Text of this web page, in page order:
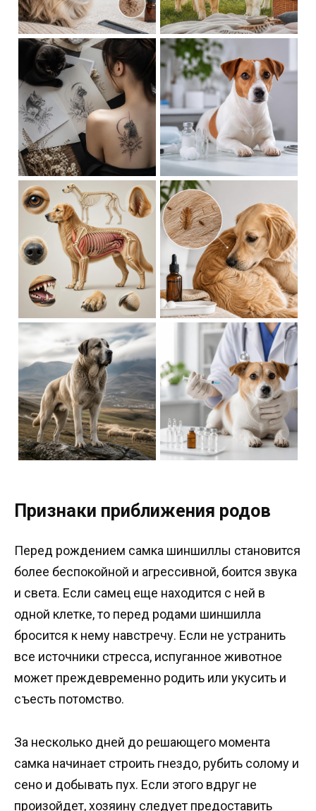
Признаки приближения родов
Перед рождением самка шиншиллы становится
более беспокойной и агрессивной, боится звука
и света. Если самец еще находится с ней в
одной клетке, то перед родами шиншилла
бросится к нему навстречу. Если не устранить
все источники стресса, испуганное животное
может преждевременно родить или укусить и
съесть потомство.
За несколько дней до решающего момента
самка начинает строить гнездо, рубить солому и
сено и добывать пух. Если этого вдруг не
произойдет, хозяину следует предоставить